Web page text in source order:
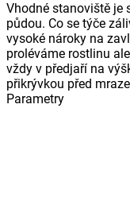
Vhodné stanoviště je
půdou. Co se týče
vysoké nároky na
proléváme rostlinu
vždy v předjaří na
přikrývkou před
Parametry